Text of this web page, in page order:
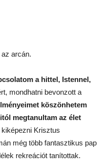
arcán.
a hittel, Istennel,
mondhatni bevonzott a
köszönhetem
megtanultam az élet
Krisztus
még több fantasztikus pap
rekreációt tanítottak.